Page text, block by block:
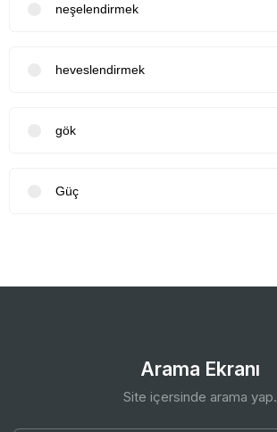
neşelendirmek
heveslendirmek
gök
Güç
Arama Ekranı
Site içersinde arama yap.